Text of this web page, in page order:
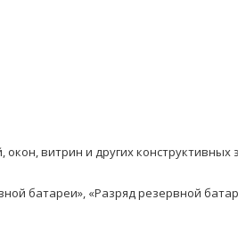
витрин и других конструктивных
батареи», «Разряд резервной